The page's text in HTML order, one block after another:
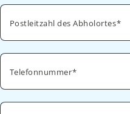
Postleitzahl des Abholortes
Telefonnummer